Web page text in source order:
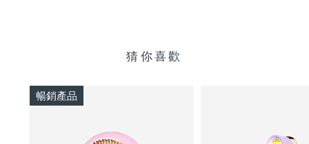
猜你喜歡
暢銷產品